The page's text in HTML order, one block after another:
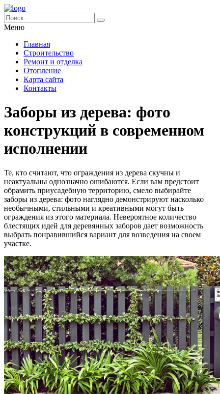
Меню
Главная
Строительство
Ремонт и отделка
Отопление
Карта сайта
Контакты
Заборы из дерева: фото
конструкций в современном
исполнении
Те, кто считают, что ограждения из дерева скучны и
неактуальны однозначно ошибаются. Если вам предстоит
обрамить приусадебную территорию, смело выбирайте
заборы из дерева: фото наглядно демонстрируют насколько
необычными, стильными и креативными могут быть
ограждения из этого материала. Невероятное количество
блестящих идей для деревянных заборов дает возможность
выбрать понравившийся вариант для возведения на своем
участке.